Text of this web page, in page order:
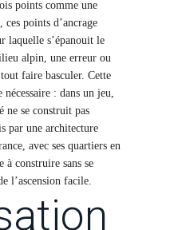
points comme une
ces points d’ancrage
laquelle s’épanouit le
alpin, une erreur ou
faire basculer. Cette
: dans un jeu,
ne se construit pas
par une architecture
avec ses quartiers en
construire sans se
l’ascension facile.